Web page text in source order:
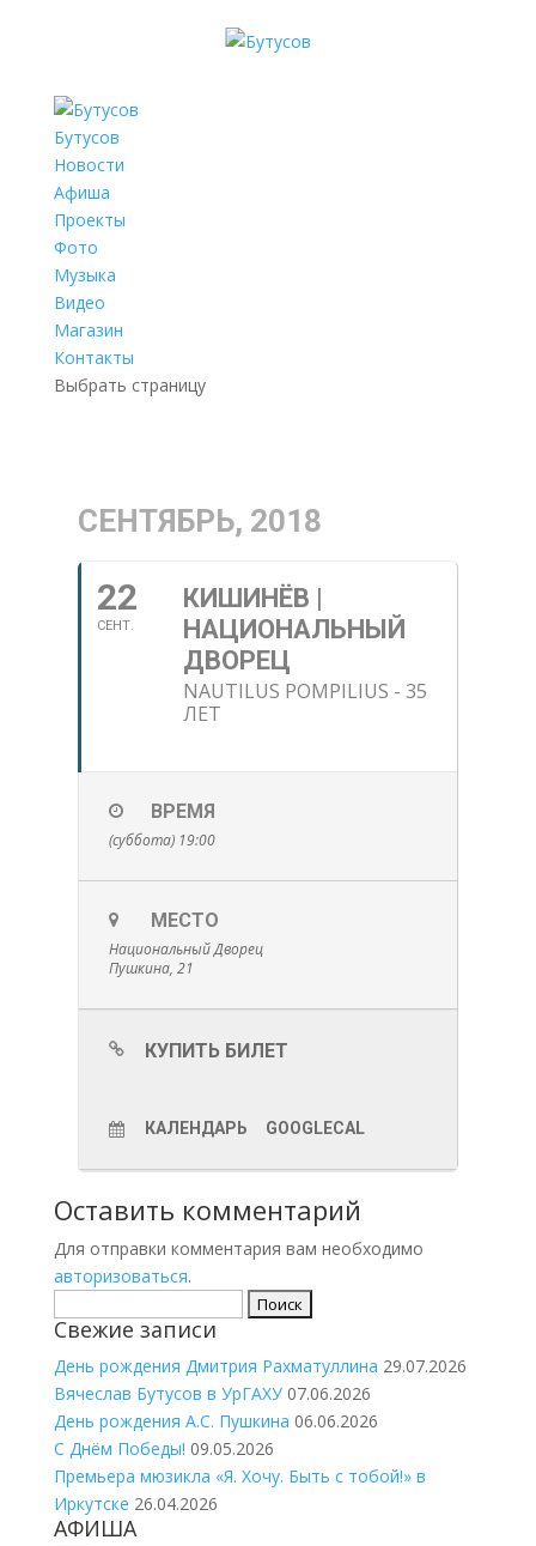
Бутусов
Новости
Афиша
Проекты
Фото
Музыка
Видео
Магазин
Контакты
Выбрать страницу
СЕНТЯБРЬ, 2018
22
СЕНТ.
КИШИНЁВ |
НАЦИОНАЛЬНЫЙ
ДВОРЕЦ
NAUTILUS POMPILIUS - 35
ЛЕТ
ВРЕМЯ
(суббота) 19:00
МЕСТО
Национальный Дворец
Пушкина, 21
КУПИТЬ БИЛЕТ
КАЛЕНДАРЬ GOOGLECAL
Оставить комментарий
Для отправки комментария вам необходимо
авторизоваться.
Свежие записи
День рождения Дмитрия Рахматуллина 29.07.2026
Вячеслав Бутусов в УрГАХУ 07.06.2026
День рождения А.С. Пушкина 06.06.2026
С Днём Победы! 09.05.2026
Премьера мюзикла «Я. Хочу. Быть с тобой!» в
Иркутске 26.04.2026
АФИША